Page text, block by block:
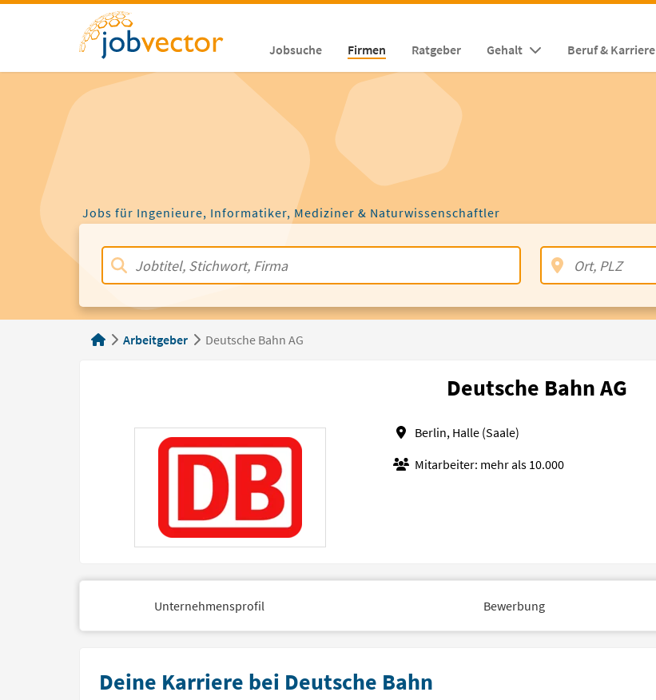
Jobsuche Firmen Ratgeber Gehalt Beruf & Karriere
Jobs für Ingenieure, Informatiker, Mediziner & Naturwissenschaftler
Arbeitgeber Deutsche Bahn AG
Deutsche Bahn AG
Berlin, Halle (Saale)
Mitarbeiter: mehr als 10.000
Unternehmensprofil Bewerbung
Deine Karriere bei Deutsche Bahn